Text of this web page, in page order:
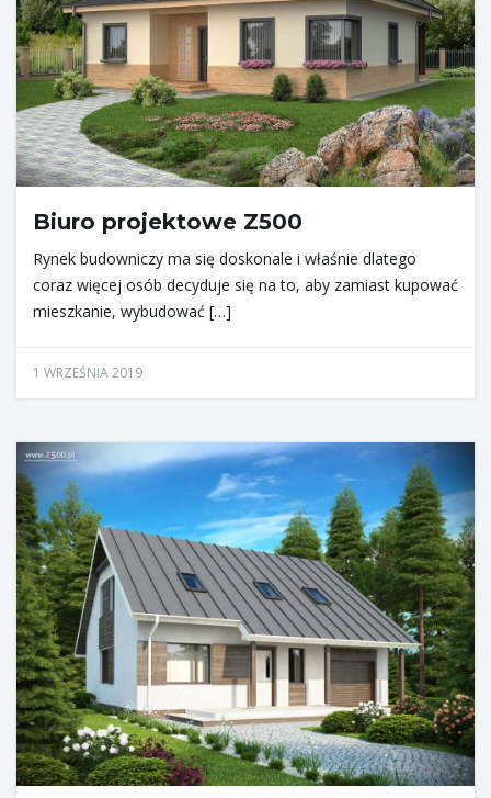
z
w
a
c
j
Biuro projektowe Z500
Rynek budowniczy ma się doskonale i właśnie dlatego
coraz więcej osób decyduje się na to, aby zamiast kupować
mieszkanie, wybudować […]
1 WRZEŚNIA 2019